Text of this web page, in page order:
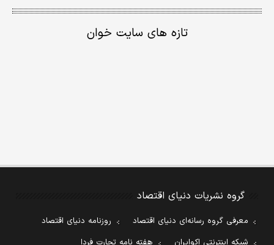
تازه های سایت خوان
گروه نشریات دنیای اقتصاد
معرفی گروه رسانه‌ای دنیای اقتصاد
روزنامه دنیای اقتصاد